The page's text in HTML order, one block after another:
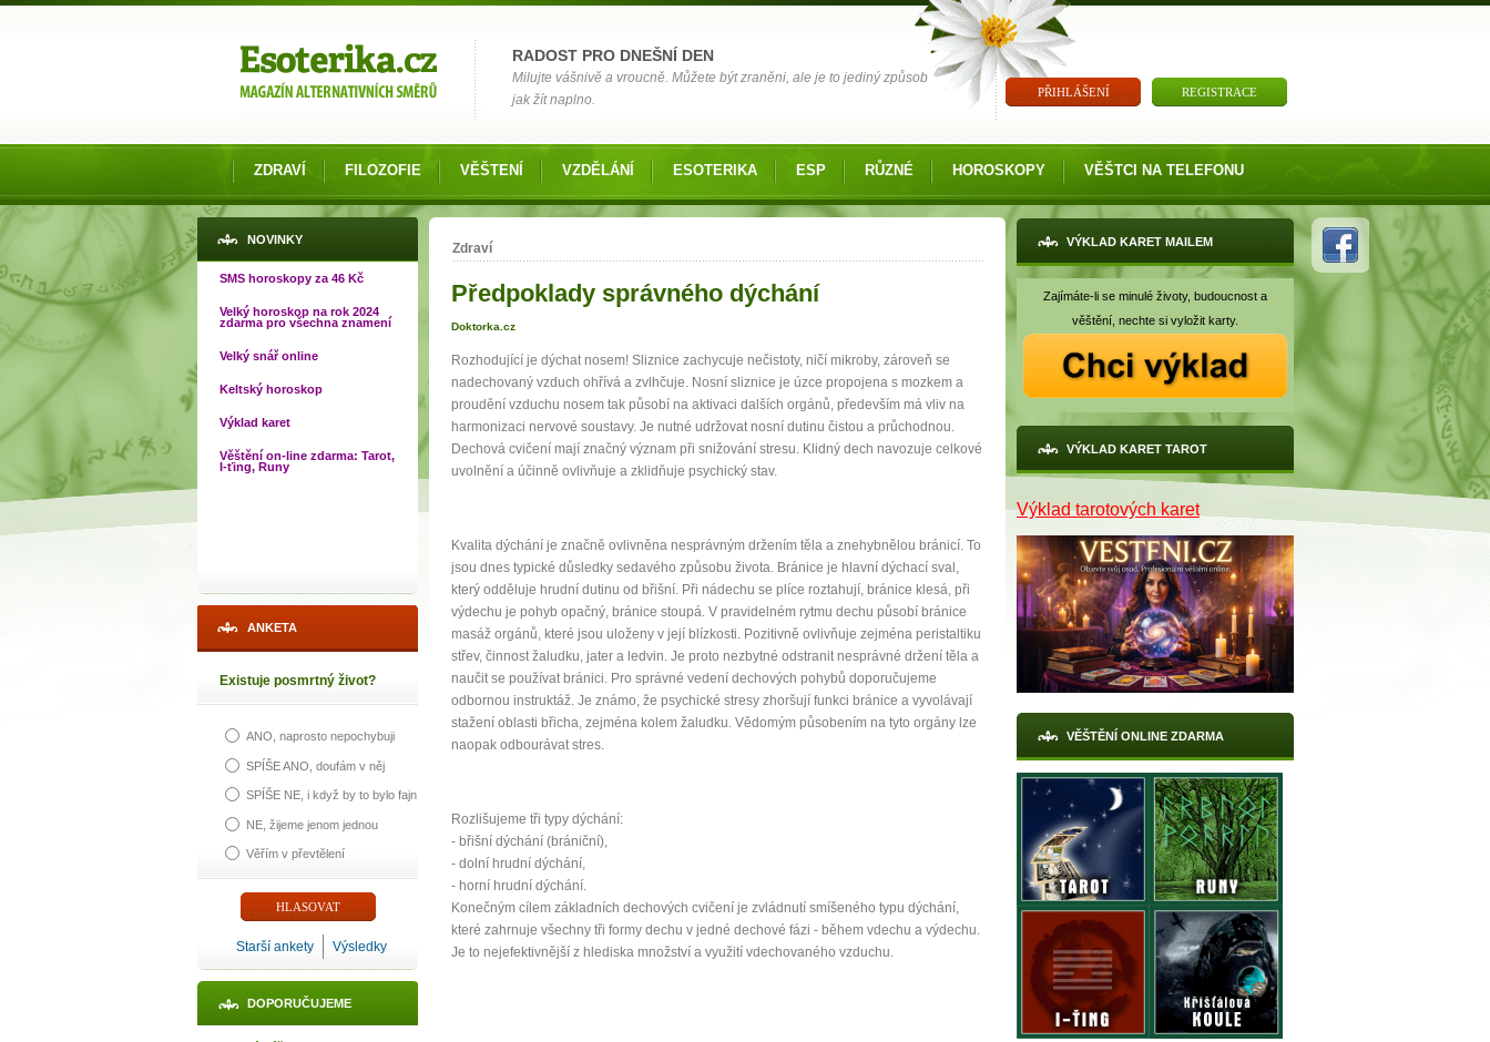
RADOST PRO DNEŠNÍ DEN
Milujte vášnivě a vroucně. Můžete být zraněni, ale je to jediný způsob
jak žít naplno.
PŘIHLÁŠENÍ REGISTRACE
ZDRAVÍ FILOZOFIE VĚŠTENÍ VZDĚLÁNÍ ESOTERIKA ESP RŮZNÉ HOROSKOPY VĚŠTCI NA TELEFONU
NOVINKY
SMS horoskopy za 46 Kč
Velký horoskop na rok 2024
zdarma pro všechna znamení
Velký snář online
Keltský horoskop
Výklad karet
Věštění on-line zdarma: Tarot,
I-ťing, Runy
ANKETA
Existuje posmrtný život?
ANO, naprosto nepochybuji
SPÍŠE ANO, doufám v něj
SPÍŠE NE, i když by to bylo fajn
NE, žijeme jenom jednou
Věřím v převtělení
Starší ankety Výsledky
DOPORUČUJEME
Jste zde
Zdraví
Předpoklady správného dýchání
Doktorka.cz
Rozhodující je dýchat nosem! Sliznice zachycuje nečistoty, ničí mikroby, zároveň se
nadechovaný vzduch ohřívá a zvlhčuje. Nosní sliznice je úzce propojena s mozkem a
proudění vzduchu nosem tak působí na aktivaci dalších orgánů, především má vliv na
harmonizaci nervové soustavy. Je nutné udržovat nosní dutinu čistou a průchodnou.
Dechová cvičení mají značný význam při snižování stresu. Klidný dech navozuje celkové
uvolnění a účinně ovlivňuje a zklidňuje psychický stav.
Kvalita dýchání je značně ovlivněna nesprávným držením těla a znehybnělou bránicí. To
jsou dnes typické důsledky sedavého způsobu života. Bránice je hlavní dýchací sval,
který odděluje hrudní dutinu od břišní. Při nádechu se plíce roztahují, bránice klesá, při
výdechu je pohyb opačný, bránice stoupá. V pravidelném rytmu dechu působí bránice
masáž orgánů, které jsou uloženy v její blízkosti. Pozitivně ovlivňuje zejména peristaltiku
střev, činnost žaludku, jater a ledvin. Je proto nezbytné odstranit nesprávné držení těla a
naučit se používat bránici. Pro správné vedení dechových pohybů doporučujeme
odbornou instruktáž. Je známo, že psychické stresy zhoršují funkci bránice a vyvolávají
stažení oblasti břicha, zejména kolem žaludku. Vědomým působením na tyto orgány lze
naopak odbourávat stres.
Rozlišujeme tři typy dýchání:
- břišní dýchání (brániční),
- dolní hrudní dýchání,
- horní hrudní dýchání.
Konečným cílem základních dechových cvičení je zvládnutí smíšeného typu dýchání,
které zahrnuje všechny tři formy dechu v jedné dechové fázi - během vdechu a výdechu.
Je to nejefektivnější z hlediska množství a využití vdechovaného vzduchu.
VÝKLAD KARET MAILEM
Zajímáte-li se minulé životy, budoucnost a
věštění, nechte si vyložit karty.
VÝKLAD KARET TAROT
Výklad tarotových karet
VĚŠTĚNÍ ONLINE ZDARMA